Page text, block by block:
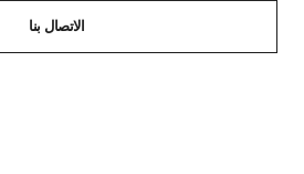
الاتصال بنا